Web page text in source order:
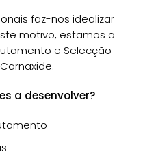
faz-nos idealizar
motivo, estamos a
e Selecção
a desenvolver?